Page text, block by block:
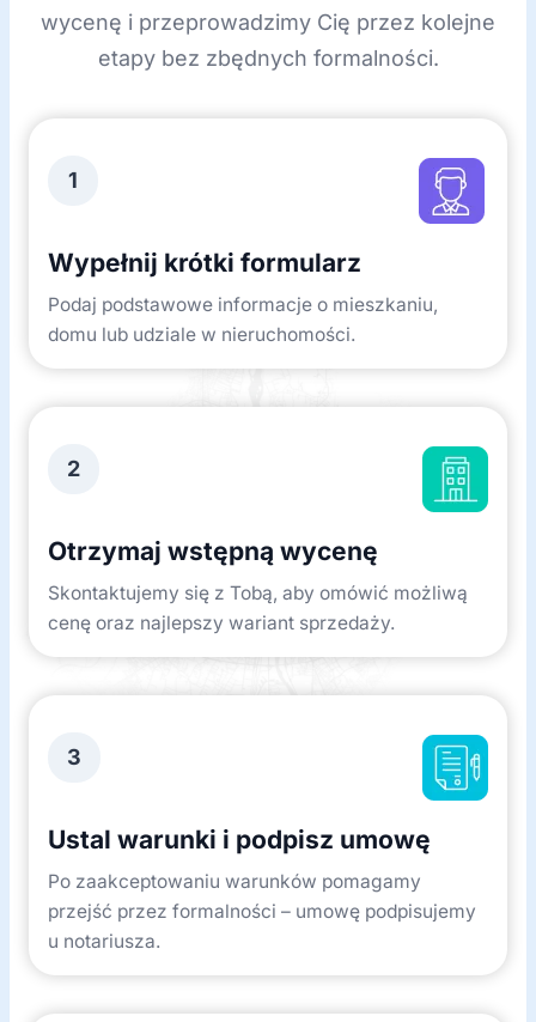
wycenę i przeprowadzimy Cię przez kolejne
etapy bez zbędnych formalności.
1
Wypełnij krótki formularz
Podaj podstawowe informacje o mieszkaniu,
domu lub udziale w nieruchomości.
2
Otrzymaj wstępną wycenę
Skontaktujemy się z Tobą, aby omówić możliwą
cenę oraz najlepszy wariant sprzedaży.
3
Ustal warunki i podpisz umowę
Po zaakceptowaniu warunków pomagamy
przejść przez formalności – umowę podpisujemy
u notariusza.